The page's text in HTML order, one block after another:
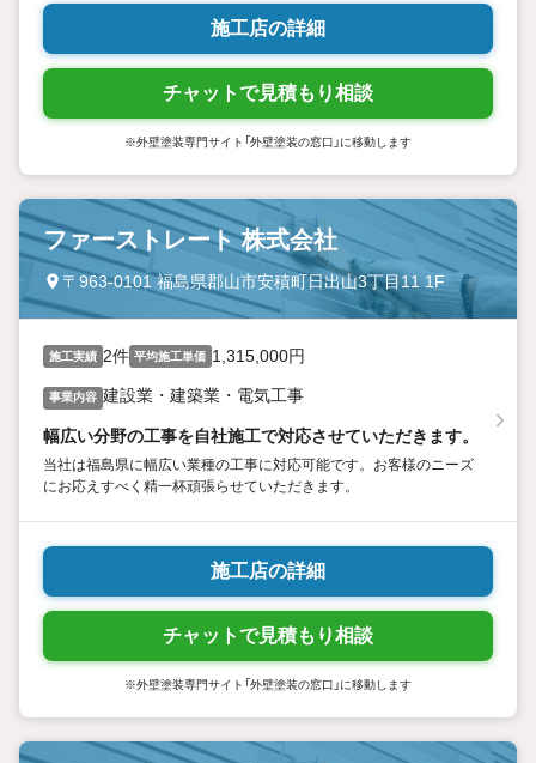
施工店の詳細
チャットで見積もり相談
※外壁塗装専門サイト「外壁塗装の窓口」に移動します
ファーストレート 株式会社
〒963-0101 福島県郡山市安積町日出山3丁目11 1F
施工実績 2件 平均施工単価 1,315,000円
事業内容 建設業・建築業・電気工事
幅広い分野の工事を自社施工で対応させていただきます。
当社は福島県に幅広い業種の工事に対応可能です。お客様のニーズ
にお応えすべく精一杯頑張らせていただきます。
施工店の詳細
チャットで見積もり相談
※外壁塗装専門サイト「外壁塗装の窓口」に移動します